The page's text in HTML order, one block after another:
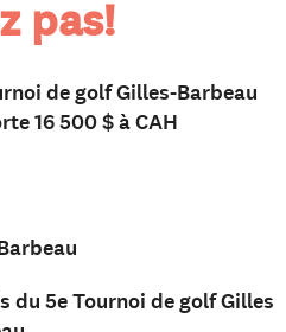
pas!
de golf Gilles-Barbeau
16 500 $ à CAH
du 5e Tournoi de golf Gilles